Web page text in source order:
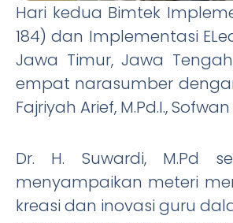
Hari kedua Bimtek
184) dan Implementasi
Jawa Timur, Jawa
empat narasumber
Fajriyah Arief, M.Pd.I.,
Dr. H. Suwardi, M.Pd
menyampaikan meteri
kreasi dan inovasi guru